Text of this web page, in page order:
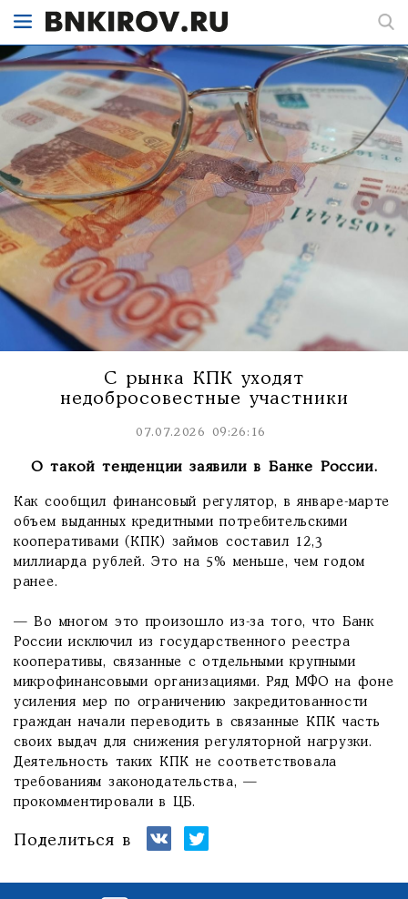
С рынка КПК уходят
недобросовестные участники
07.07.2026 09:26:16
О такой тенденции заявили в Банке России.
Как сообщил финансовый регулятор, в январе-марте
объем выданных кредитными потребительскими
кооперативами (КПК) займов составил 12,3
миллиарда рублей. Это на 5% меньше, чем годом
ранее.
— Во многом это произошло из-за того, что Банк
России исключил из государственного реестра
кооперативы, связанные с отдельными крупными
микрофинансовыми организациями. Ряд МФО на фоне
усиления мер по ограничению закредитованности
граждан начали переводить в связанные КПК часть
своих выдач для снижения регуляторной нагрузки.
Деятельность таких КПК не соответствовала
требованиям законодательства, —
прокомментировали в ЦБ.
Поделиться в